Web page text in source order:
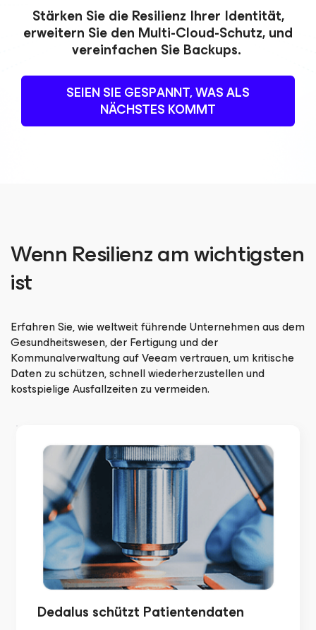
Stärken Sie die Resilienz Ihrer Identität,
erweitern Sie den Multi-Cloud-Schutz,und
vereinfachen Sie Backups.
SEIEN SIE GESPANNT, WAS ALS
NÄCHSTES KOMMT
Wenn Resilienz am wichtigsten
ist
Erfahren Sie, wie weltweit führende Unternehmen aus dem
Gesundheitswesen, der Fertigung und der
Kommunalverwaltung auf Veeam vertrauen, um kritische
Daten zu schützen, schnell wiederherzustellen und
kostspielige Ausfallzeiten zu vermeiden.
Dedalus schützt Patientendaten